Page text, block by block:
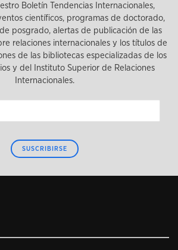
Boletín Tendencias Internacionales,
científicos, programas de doctorado,
posgrado, alertas de publicación de las
relaciones internacionales y los títulos de
de las bibliotecas especializadas de los
y del Instituto Superior de Relaciones
Internacionales.
SUSCRIBIRSE